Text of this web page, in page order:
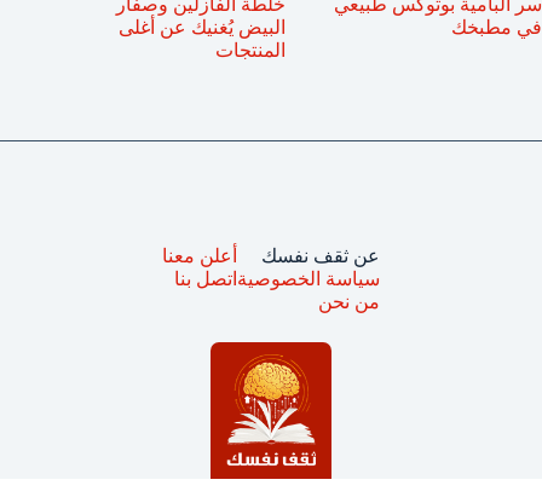
في مطبخك
البيض يُغنيك عن أغلى
المنتجات
عن ثقف نفسك
سياسة الخصوصية
من نحن
أعلن معنا
اتصل بنا